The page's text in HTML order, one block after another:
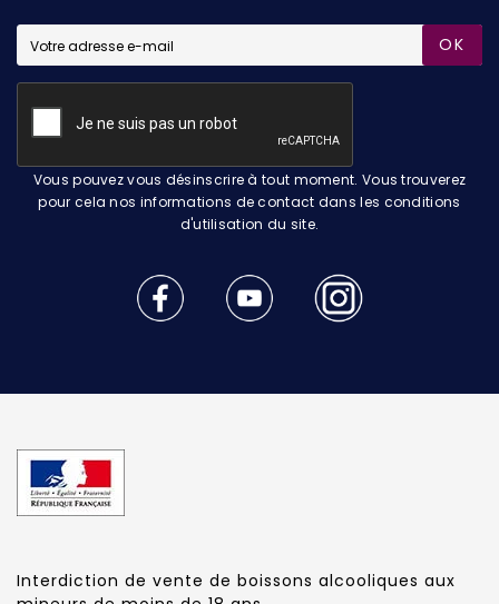
OK
Vous pouvez vous désinscrire à tout moment. Vous trouverez
pour cela nos informations de contact dans les conditions
d'utilisation du site.
Interdiction de vente de boissons alcooliques aux